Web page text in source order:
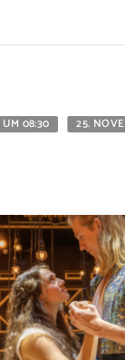
UM 08:30 25.